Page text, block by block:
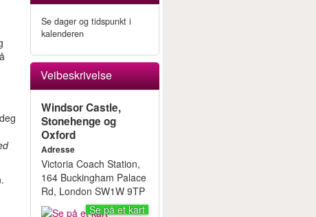
Se dager og tidspunkt i
kalenderen
Veibeskrivelse
Windsor Castle,
Stonehenge og
Oxford
Adresse
Victoria Coach Station,
164 Buckingham Palace
Rd, London SW1W 9TP
Se på et kart